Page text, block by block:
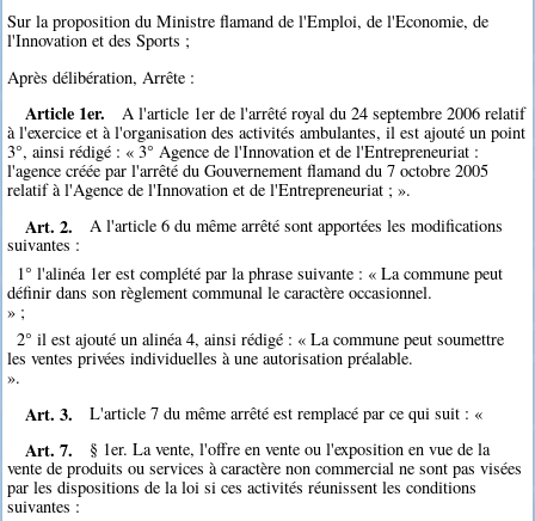
Sur la proposition du Ministre flamand de l'Emploi, de l'Economie, de
l'Innovation et des Sports ;
Après délibération, Arrête :
Article 1er.
A l'article 1er de l'arrêté royal du 24 septembre 2006 relatif
à l'exercice et à l'organisation des activités ambulantes, il est ajouté un point
3°, ainsi rédigé : « 3° Agence de l'Innovation et de l'Entrepreneuriat :
l'agence créée par l'arrêté du Gouvernement flamand du 7 octobre 2005
relatif à l'Agence de l'Innovation et de l'Entrepreneuriat ; ».
Art. 2.
A l'article 6 du même arrêté sont apportées les modifications
suivantes :
1° l'alinéa 1er est complété par la phrase suivante : « La commune peut
définir dans son règlement communal le caractère occasionnel.
» ;
2° il est ajouté un alinéa 4, ainsi rédigé : « La commune peut soumettre
les ventes privées individuelles à une autorisation préalable.
».
Art. 3. L'article 7 du même arrêté est remplacé par ce qui suit : «
Art. 7.
§ 1er. La vente, l'offre en vente ou l'exposition en vue de la
vente de produits ou services à caractère non commercial ne sont pas visées
par les dispositions de la loi si ces activités réunissent les conditions
suivantes :